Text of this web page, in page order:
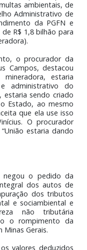
com decisão
da Fazenda
o pedido da
do
e da Contribuição
devidos pela
e multas ambientais,
Administrativo
da
de R$ 1,8 bilhão
o procurador
Campos,
a mineradora,
e administrativo
estaria sendo
o Estado, ao
aceita que ela use
Vinícius. O
a “União estaria